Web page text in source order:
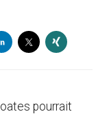
pourrait